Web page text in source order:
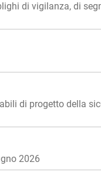
di vigilanza, di
di progetto della
2026